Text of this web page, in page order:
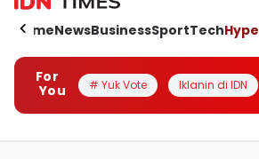
HomeNewsBusinessSportTechHype
For
You
# Yuk Vote Iklanin di IDN